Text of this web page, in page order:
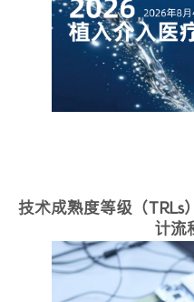
技术成熟度等级（TRLs
计流